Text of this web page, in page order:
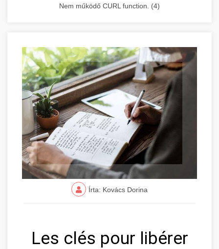
Nem működő CURL function. (4)
Írta: Kovács Dorina
Les clés pour libérer